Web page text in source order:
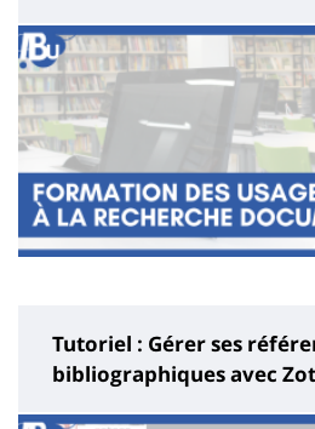
Tutoriel : Gérer ses
bibliographiques avec